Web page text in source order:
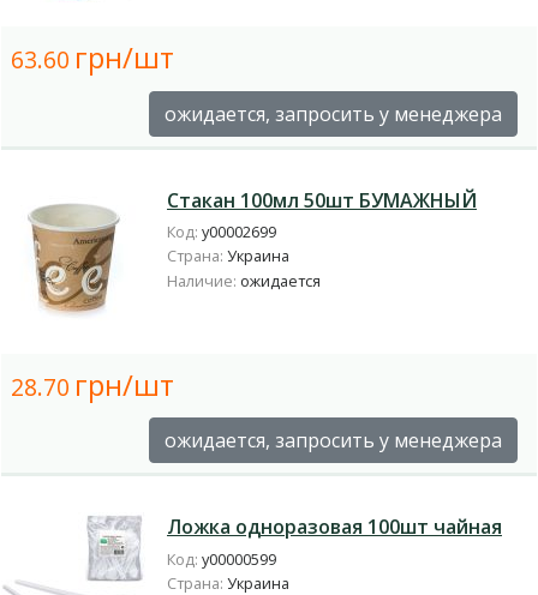
63.60 грн/шт
ожидается, запросить у менеджера
Стакан 100мл 50шт БУМАЖНЫЙ
Код: у00002699
Страна: Украина
Наличие: ожидается
28.70 грн/шт
ожидается, запросить у менеджера
Ложка одноразовая 100шт чайная
Код: у00000599
Страна: Украина